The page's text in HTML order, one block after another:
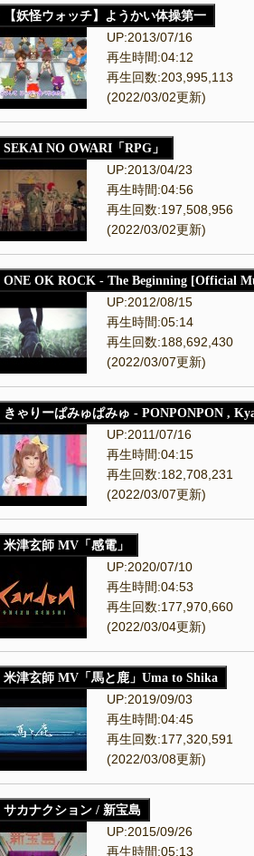
【妖怪ウォッチ】ようかい体操第一
UP:2013/07/16
再生時間:04:12
再生回数:203,995,113
(2022/03/02更新)
SEKAI NO OWARI「RPG」
UP:2013/04/23
再生時間:04:56
再生回数:197,508,956
(2022/03/02更新)
ONE OK ROCK - The Beginning [Official
UP:2012/08/15
再生時間:05:14
再生回数:188,692,430
(2022/03/07更新)
きゃりーぱみゅぱみゅ - PONPONPON ,
UP:2011/07/16
再生時間:04:15
再生回数:182,708,231
(2022/03/07更新)
米津玄師 MV「感電」
UP:2020/07/10
再生時間:04:53
再生回数:177,970,660
(2022/03/04更新)
米津玄師 MV「馬と鹿」Uma to Shika
UP:2019/09/03
再生時間:04:45
再生回数:177,320,591
(2022/03/08更新)
サカナクション / 新宝島
UP:2015/09/26
再生時間:05:13